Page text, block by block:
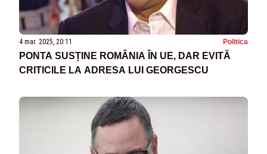
4 mar. 2025, 20:11 Politica
PONTA SUSȚINE ROMÂNIA ÎN UE, DAR EVITĂ
CRITICILE LA ADRESA LUI GEORGESCU